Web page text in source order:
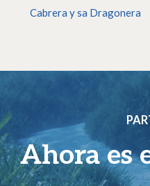
Cabrera y sa Dragonera
Ahora es